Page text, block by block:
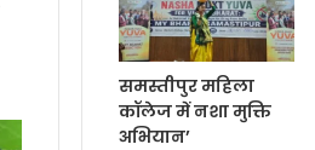
समस्तीपुर महिला
कॉलेज में नशा मुक्ति
अभियान’